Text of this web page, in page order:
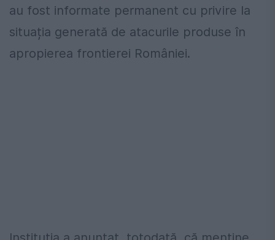
au fost informate permanent cu privire la
situația generată de atacurile produse în
apropierea frontierei României.